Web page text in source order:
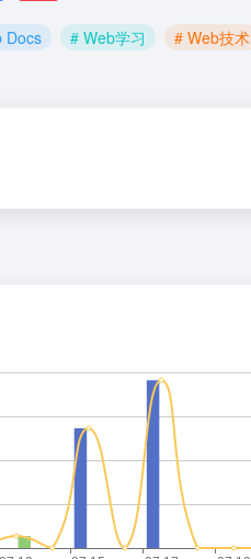
Docs # Web学习 # Web技术